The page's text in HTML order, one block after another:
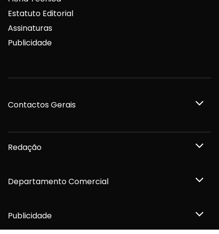
Estatuto Editorial
Assinaturas
Publicidade
Contactos Gerais
Redação
Departamento Comercial
Publicidade